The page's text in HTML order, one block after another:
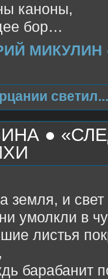
каноны,
бор…
светил...
●
земля, и
умолкли в
листья
барабанит